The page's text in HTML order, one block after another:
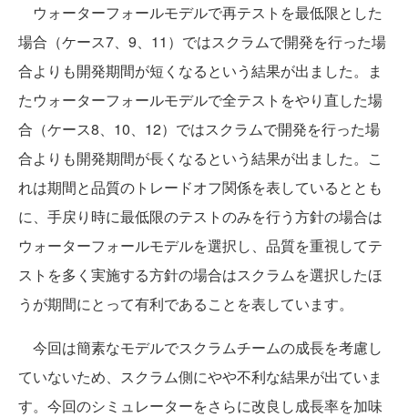
ウォーターフォールモデルで再テストを最低限とした
場合（ケース7、9、11）ではスクラムで開発を行った場
合よりも開発期間が短くなるという結果が出ました。ま
たウォーターフォールモデルで全テストをやり直した場
合（ケース8、10、12）ではスクラムで開発を行った場
合よりも開発期間が長くなるという結果が出ました。こ
れは期間と品質のトレードオフ関係を表しているととも
に、手戻り時に最低限のテストのみを行う方針の場合は
ウォーターフォールモデルを選択し、品質を重視してテ
ストを多く実施する方針の場合はスクラムを選択したほ
うが期間にとって有利であることを表しています。
今回は簡素なモデルでスクラムチームの成長を考慮し
ていないため、スクラム側にやや不利な結果が出ていま
す。今回のシミュレーターをさらに改良し成長率を加味